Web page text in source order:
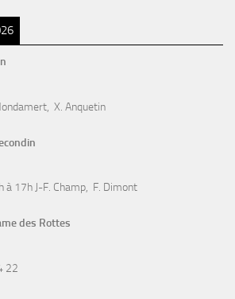
X. Anquetin
à 17h J-F. Champ, F. Dimont
des Rottes
22